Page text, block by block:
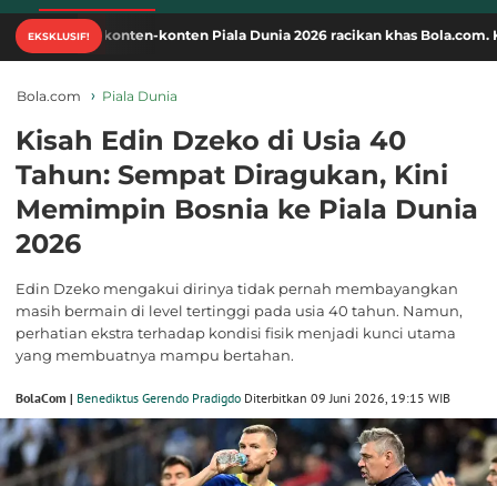
EKSKLUSIF!
konten Piala Dunia 2026 racikan khas Bola.com. Klik di sini!
Bola.com Piala Dunia
Kisah Edin Dzeko di Usia 40
Tahun: Sempat Diragukan, Kini
Memimpin Bosnia ke Piala Dunia
2026
Edin Dzeko mengakui dirinya tidak pernah membayangkan
masih bermain di level tertinggi pada usia 40 tahun. Namun,
perhatian ekstra terhadap kondisi fisik menjadi kunci utama
yang membuatnya mampu bertahan.
BolaCom | Benediktus Gerendo Pradigdo Diterbitkan 09 Juni 2026, 19:15 WIB